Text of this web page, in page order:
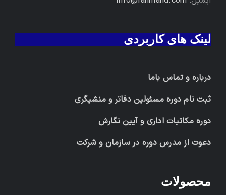
لینک های کاربردی
درباره و تماس باما
ثبت نام دوره مسئولین دفاتر و منشیگری
دوره مکاتبات اداری و آیین نگارش
دعوت از مدرس دوره در سازمان و شرکت
محصولات